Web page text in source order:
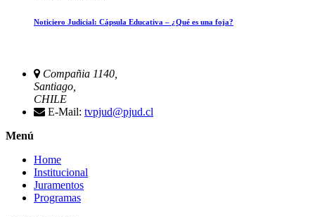
Noticiero Judicial: Cápsula Educativa – ¿Qué es una foja?
Compañia 1140,
Santiago,
CHILE
E-Mail: tvpjud@pjud.cl
Menú
Home
Institucional
Juramentos
Programas